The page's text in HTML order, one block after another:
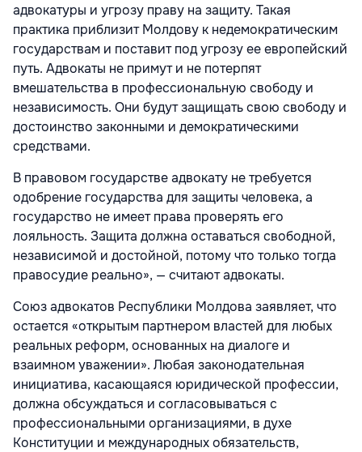
адвокатуры и угрозу праву на защиту. Такая
практика приблизит Молдову к недемократическим
государствам и поставит под угрозу ее европейский
путь. Адвокаты не примут и не потерпят
вмешательства в профессиональную свободу и
независимость. Они будут защищать свою свободу и
достоинство законными и демократическими
средствами.
В правовом государстве адвокату не требуется
одобрение государства для защиты человека, а
государство не имеет права проверять его
лояльность. Защита должна оставаться свободной,
независимой и достойной, потому что только тогда
правосудие реально», — считают адвокаты.
Союз адвокатов Республики Молдова заявляет, что
остается «открытым партнером властей для любых
реальных реформ, основанных на диалоге и
взаимном уважении». Любая законодательная
инициатива, касающаяся юридической профессии,
должна обсуждаться и согласовываться с
профессиональными организациями, в духе
Конституции и международных обязательств,